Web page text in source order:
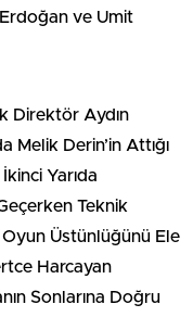
Erdoğan ve Umit
Direktör Aydın
Melik Derin’in Attığı
Yarıda
Teknik
Oyun Üstünlüğünü Ele
Harcayan
Sonlarına Doğru